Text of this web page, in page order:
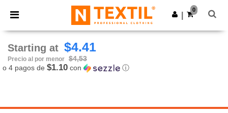
× App de Ntextil
¡Mejores precios en app!
Descargar app
0
Starting at $4.41
Precio al por menor $4,53
o 4 pagos de $1.10 con ⓘ